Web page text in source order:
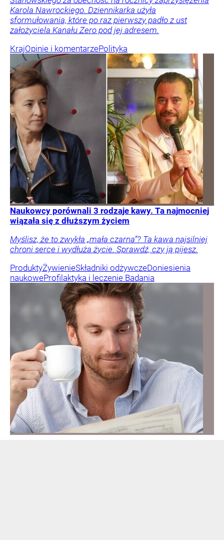
Karola Nawrockiego. Dziennikarka użyła
sformułowania, które po raz pierwszy padło z ust
założyciela Kanału Zero pod jej adresem.
KrajOpinie i komentarzePolityka
Naukowcy porównali 3 rodzaje kawy. Ta najmocniej
wiązała się z dłuższym życiem
Myślisz, że to zwykła „mała czarna”? Ta kawa najsilniej
chroni serce i wydłuża życie. Sprawdź, czy ją pijesz.
ProduktyŻywienieSkładniki odżywczeDoniesienia
naukoweProfilaktyka i leczenie Badania